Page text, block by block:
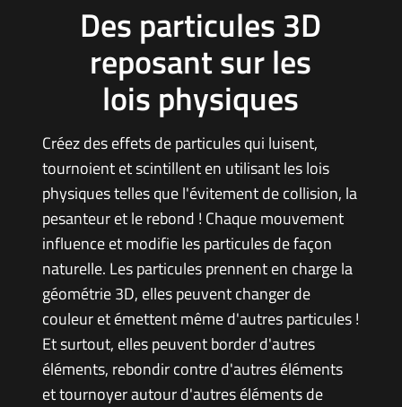
Des particules 3D
reposant sur les
lois physiques
Créez des effets de particules qui luisent,
tournoient et scintillent en utilisant les lois
physiques telles que l'évitement de collision, la
pesanteur et le rebond ! Chaque mouvement
influence et modifie les particules de façon
naturelle. Les particules prennent en charge la
géométrie 3D, elles peuvent changer de
couleur et émettent même d'autres particules !
Et surtout, elles peuvent border d'autres
éléments, rebondir contre d'autres éléments
et tournoyer autour d'autres éléments de